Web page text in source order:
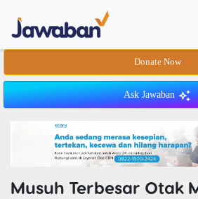
Donate Now
Ask Jawaban
Musuh Terbesar Otak